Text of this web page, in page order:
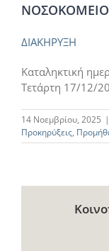
ΔΙΑΚΗΡΥΞΗ
Καταληκτική
Τετάρτη 17/12/
14 Νοεμβρίου, 2025 |
Προκηρύξεις,